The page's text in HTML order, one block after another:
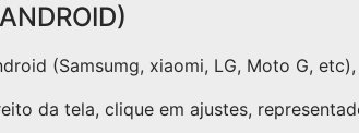
(Samsumg, xiaomi, LG, Moto G,
da tela, clique em ajustes,